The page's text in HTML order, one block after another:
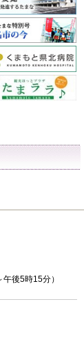
後5時15分）